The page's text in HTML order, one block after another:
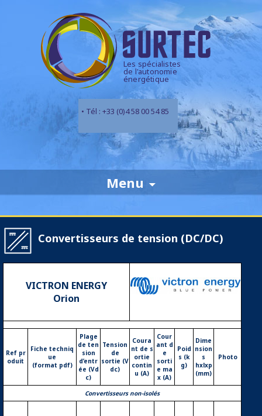
Les spécialistes
de l'autonomie
énergétique
• Tél : +33 (0)4 58 00 54 85
Menu
Convertisseurs de tension (DC/DC)
VICTRON ENERGY
Orion
Ref pr
oduit
Fiche techniq
ue
(format pdf)
Plage
de ten
sion
d’entr
ée (Vd
c)
Tension
de
sortie (V
dc)
Coura
nt de s
ortie
contin
u (A)
Cour
ant d
e
sorti
e ma
x (A)
Poid
s (k
g)
Dime
nsion
s
hxlxp
(mm)
Photo
Convertisseurs non-isolés